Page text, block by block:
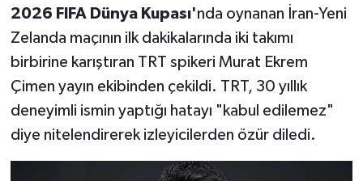
2026 FIFA Dünya Kupası'nda oynanan İran-Yeni
Zelanda maçının ilk dakikalarında iki takımı
birbirine karıştıran TRT spikeri Murat Ekrem
Çimen yayın ekibinden çekildi. TRT, 30 yıllık
deneyimli ismin yaptığı hatayı "kabul edilemez"
diye nitelendirerek izleyicilerden özür diledi.